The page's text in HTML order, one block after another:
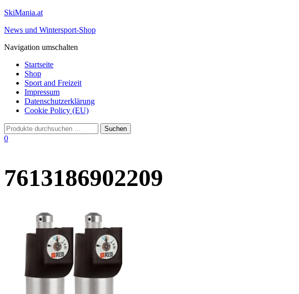
SkiMania.at
News und Wintersport-Shop
Navigation umschalten
Startseite
Shop
Sport and Freizeit
Impressum
Datenschutzerklärung
Cookie Policy (EU)
0
7613186902209